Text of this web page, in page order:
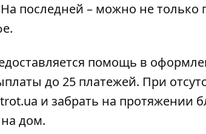
На последней – можно не только
помощь в
до 25 платежей. При
и забрать на протяжении
дом.